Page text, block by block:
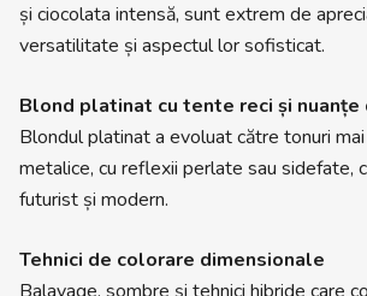
și ciocolata intensă, sunt extrem de
versatilitate și aspectul lor sofisticat.
Blond platinat cu tente reci și
Blondul platinat a evoluat către tonuri
metalice, cu reflexii perlate sau sidefate,
futurist și modern.
Tehnici de colorare dimensionale